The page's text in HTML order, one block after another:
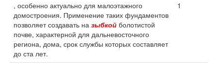
, особенно актуально для малоэтажного
домостроения. Применение таких фундаментов
позволяет создавать на зыбкой болотистой
почве, характерной для дальневосточного
региона, дома, срок службы которых составляет
до ста лет.
1